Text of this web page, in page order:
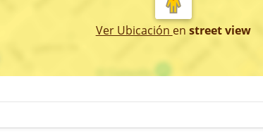
Ver Ubicación en street view